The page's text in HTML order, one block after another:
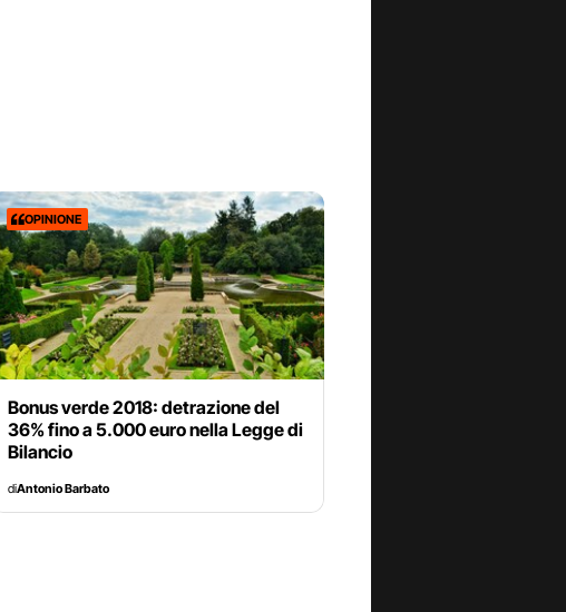
OPINIONE
Bonus verde 2018: detrazione del
36% fino a 5.000 euro nella Legge di
Bilancio
diAntonio Barbato